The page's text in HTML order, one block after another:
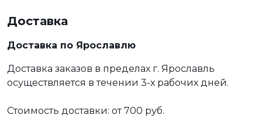
Доставка
Доставка по Ярославлю
Доставка заказов в пределах г. Ярославль
осуществляется в течении 3-х рабочих дней.
Стоимость доставки: от 700 руб.